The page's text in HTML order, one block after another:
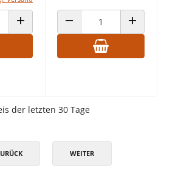
ANZAHL ERHÖHENANZAHL VERRINGERNANZAHL
der letzten 30 Tage
WEITER